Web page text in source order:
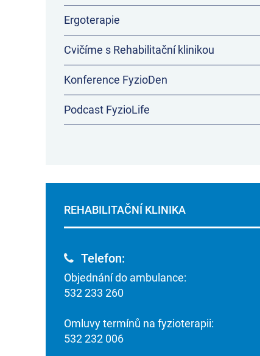
Ergoterapie
Cvičíme s Rehabilitační klinikou
Konference FyzioDen
Podcast FyzioLife
REHABILITAČNÍ KLINIKA
Telefon:
Objednání do ambulance:
532 233 260
Omluvy termínů na fyzioterapii:
532 232 006